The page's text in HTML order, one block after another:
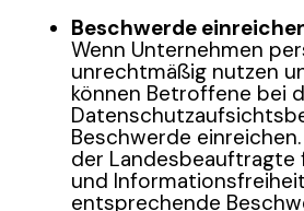
Beschwerde
Wenn Unternehmen
unrechtmäßig nutzen
können Betroffene bei
Beschwerde
der Landesbeauftragte
und Informationsfreiheit
entsprechende